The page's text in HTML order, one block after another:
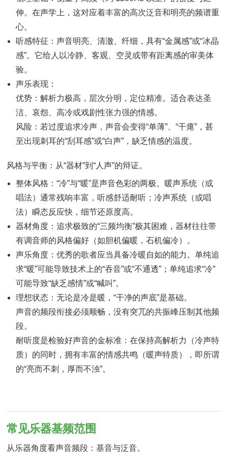
伸。在声学上，这对应着丰富的高次泛音和明亮的频谱重
心。
听感特征：声音明亮、清澈、纤细，具有“金属感”或“冰晶
感”。它给人以冷静、客观、空灵或带有距离感的审美体
验。
声乐表现：
优势：解析力极高，层次分明，定位精准。适合表达圣
洁、哀怨、高冷或戏剧性张力强的情感。
风险：若过度追求冷声，声音会变得“单薄”、“干瘪”，甚
至出现刺耳的“刮耳感”或“白声”，缺乏情感的温度。
风格与平衡：从“器材”到“人声”的辩证。
整体风格：“冷”与“暖”是声音色彩的两极。暖声系统（或
唱法）通常残响丰富，听感舒适耐听；冷声系统（或唱
法）瞬态反应快，细节还原度高。
器材角度：追求极致的“三频均衡”极其困难，器材往往带
有调音师的风格偏好（如胆机偏暖，石机偏冷）。
声乐角度：优秀的歌者应当具备冷暖自如的能力。单纯追
求“暖”可能导致技术上的“吞音”或“不通透”；单纯追求“冷”
可能导致“缺乏感情”或“喊叫”。
理想状态：无论是冷是暖，“干净的声底”是基础。
声音的频段衔接必须顺畅，没有突兀的共振峰压制其他频
段。
耐听度是检验好声音的金标准：在保持高解析力（冷声特
质）的同时，拥有丰富的情感共鸣（暖声特质），即所谓
的“亮而不刺，厚而不浊”。
常见乐器基频范围
从乐器角度看声音频段：基音与泛音。